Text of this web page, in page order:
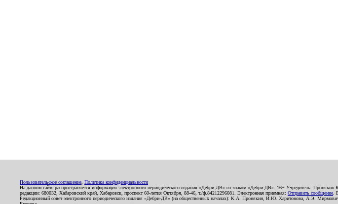
Пользовательское соглашение Политика конфиденциальности
На данном сайте распространяется информация электронного периодического издания «Дебри-ДВ» со знаком «Дебри-ДВ». 16+ Учредитель:
редакции: 680032, Хабаровский край, Хабаровск, проспект 60-летия Октября, 88-46, т./ф.84212296081. Электронная приемная: Отправить сообщение .
Редакционный совет электронного периодического издания «Дебри-ДВ» (на общественных началах): К.А. Пронякин, И.Ю. Харитонова,